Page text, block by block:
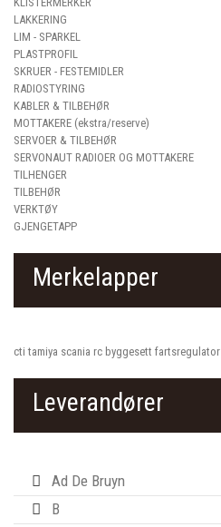
LAKKERING
LIM - SPARKEL
PLASTPROFIL
SKRUER - FESTEMIDLER
RADIOSTYRING
KABLER & TILBEHØR
MOTTAKERE (ekstra/reserve)
SERVOER & TILBEHØR
SERVONAUT RADIOER OG MOTTAKERE
TILHENGER
TILBEHØR
VERKTØY
GJENGETAPP
Merkelapper
ctitamiya scania rc byggesett fartsregulator
Leverandører
Ad De Bruyn
B